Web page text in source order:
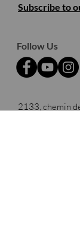
Subscribe to
Follow Us
2133, chemin